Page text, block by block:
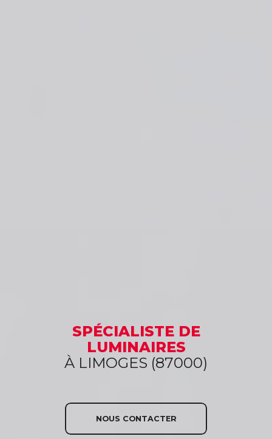
SPÉCIALISTE DE
LUMINAIRES
À LIMOGES (87000)
NOUS CONTACTER